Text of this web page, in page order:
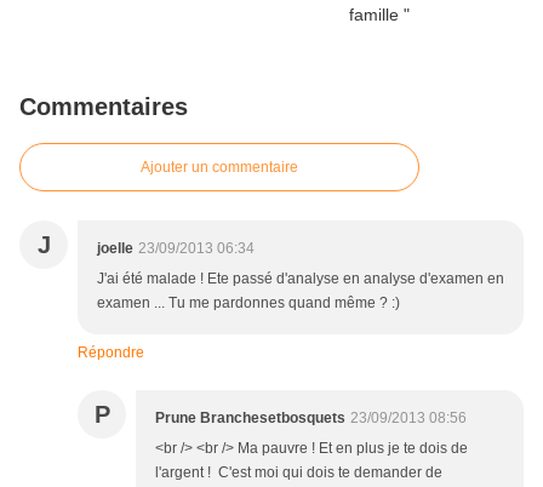
Commentaires
Ajouter un commentaire
J joelle 23/09/2013 06:34
J'ai été malade ! Ete passé d'analyse en analyse d'examen en
examen ... Tu me pardonnes quand même ? :)
Répondre
P Prune Branchesetbosquets 23/09/2013 08:56
<br /> <br /> Ma pauvre ! Et en plus je te dois de
l'argent ! C'est moi qui dois te demander de